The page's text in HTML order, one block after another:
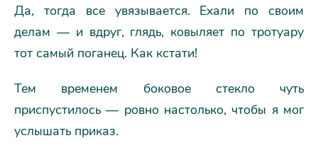
Да, тогда все увязывается. Ехали по своим
делам — и вдруг, глядь, ковыляет по тротуару
тот самый поганец. Как кстати!
Тем временем боковое стекло чуть
приспустилось — ровно настолько, чтобы я мог
услышать приказ.